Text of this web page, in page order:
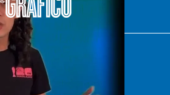
El Universal
Vive USA